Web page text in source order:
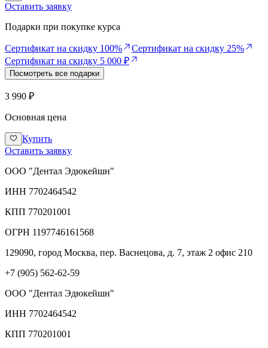
Оставить заявку
Подарки при покупке курса
Сертификат на скидку 100%
Сертификат на скидку 25%
Сертификат на скидку 5 000 ₽
Посмотреть все подарки
3 990 ₽
Основная цена
Купить
Оставить заявку
ООО "Дентал Эдюкейшн"
ИНН 7702464542
КПП 770201001
ОГРН 1197746161568
129090, город Москва, пер. Васнецова, д. 7, этаж 2 офис 210
+7 (905) 562-62-59
ООО "Дентал Эдюкейшн"
ИНН 7702464542
КПП 770201001